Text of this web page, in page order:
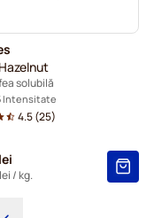
solubilă
Intensitate
4.5(25)
/ kg.